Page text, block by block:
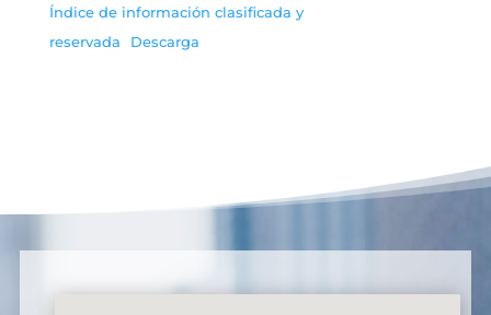
Índice de información clasificada y
reservada
Descarga